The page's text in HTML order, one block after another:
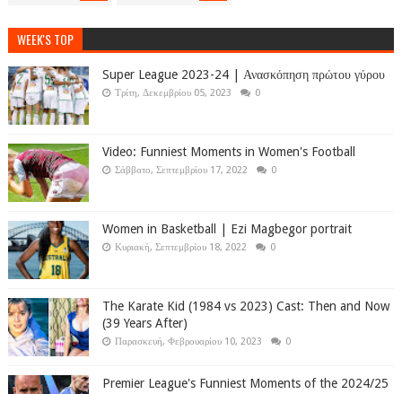
WEEK'S TOP
Super League 2023-24 | Ανασκόπηση πρώτου γύρου
Τρίτη, Δεκεμβρίου 05, 2023 0
Video: Funniest Moments in Women's Football
Σάββατο, Σεπτεμβρίου 17, 2022 0
Women in Basketball | Ezi Magbegor portrait
Κυριακή, Σεπτεμβρίου 18, 2022 0
The Karate Kid (1984 vs 2023) Cast: Then and Now
(39 Years After)
Παρασκευή, Φεβρουαρίου 10, 2023 0
Premier League's Funniest Moments of the 2024/25